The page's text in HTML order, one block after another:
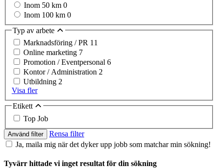
Inom 50 km 0
Inom 100 km 0
Typ av arbete
Marknadsföring / PR 11
Online marketing 7
Promotion / Eventpersonal 6
Kontor / Administration 2
Utbildning 2
Visa fler
Etikett
Top Job
Använd filter
Rensa filter
Ja, maila mig när det dyker upp jobb som matchar min sökning!
Tyvärr hittade vi inget resultat för din sökning